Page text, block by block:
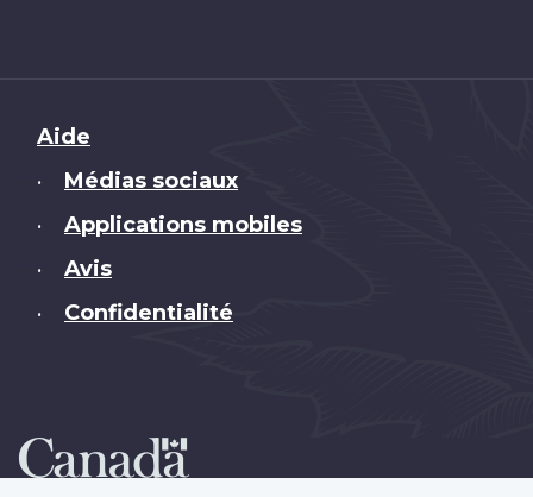
Brand
Aide
• Médias sociaux
• Applications mobiles
• Avis
• Confidentialité